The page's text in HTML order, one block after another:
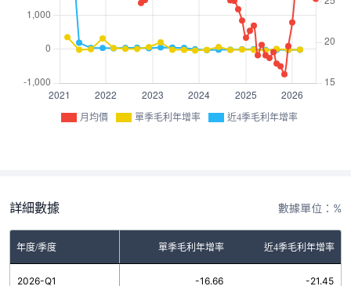
月均價 單季毛利年增率 近4季毛利年增率
詳細數據 數據單位：%
年度/季度 單季毛利年增率 近4季毛利年增率
2026-Q1 -16.66 -21.45